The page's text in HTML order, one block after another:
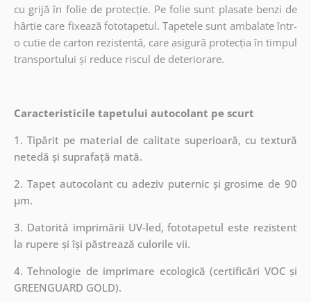
cu grijă în folie de protecție. Pe folie sunt plasate benzi de
hârtie care fixează fototapetul. Tapetele sunt ambalate într-
o cutie de carton rezistentă, care asigură protecția în timpul
transportului și reduce riscul de deteriorare.
Caracteristicile tapetului autocolant pe scurt
1. Tipărit pe material de calitate superioară, cu textură
netedă și suprafață mată.
2. Tapet autocolant cu adeziv puternic și grosime de 90
µm.
3. Datorită imprimării UV-led, fototapetul este rezistent
la rupere și își păstrează culorile vii.
4. Tehnologie de imprimare ecologică (certificări VOC și
GREENGUARD GOLD).